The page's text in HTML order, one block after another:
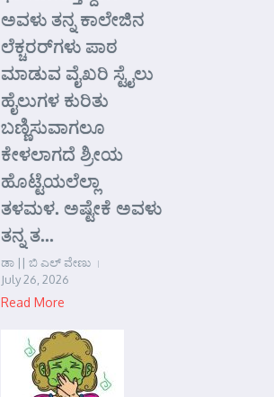
ಅವಳು ತನ್ನ ಕಾಲೇಜಿನ
ಲೆಕ್ಚರರ್‌ಗಳು ಪಾಠ
ಮಾಡುವ ವೈಖರಿ ಸ್ಟೈಲು
ಹೈಲುಗಳ ಕುರಿತು
ಬಣ್ಣಿಸುವಾಗಲೂ
ಕೇಳಲಾಗದೆ ಶ್ರೀಯ
ಹೊಟ್ಟೆಯಲೆಲ್ಲಾ
ತಳಮಳ. ಅಷ್ಟೇಕೆ ಅವಳು
ತನ್ನ ತ...
ಡಾ || ಬಿ ಎಲ್ ವೇಣು
July 26, 2026
Read More